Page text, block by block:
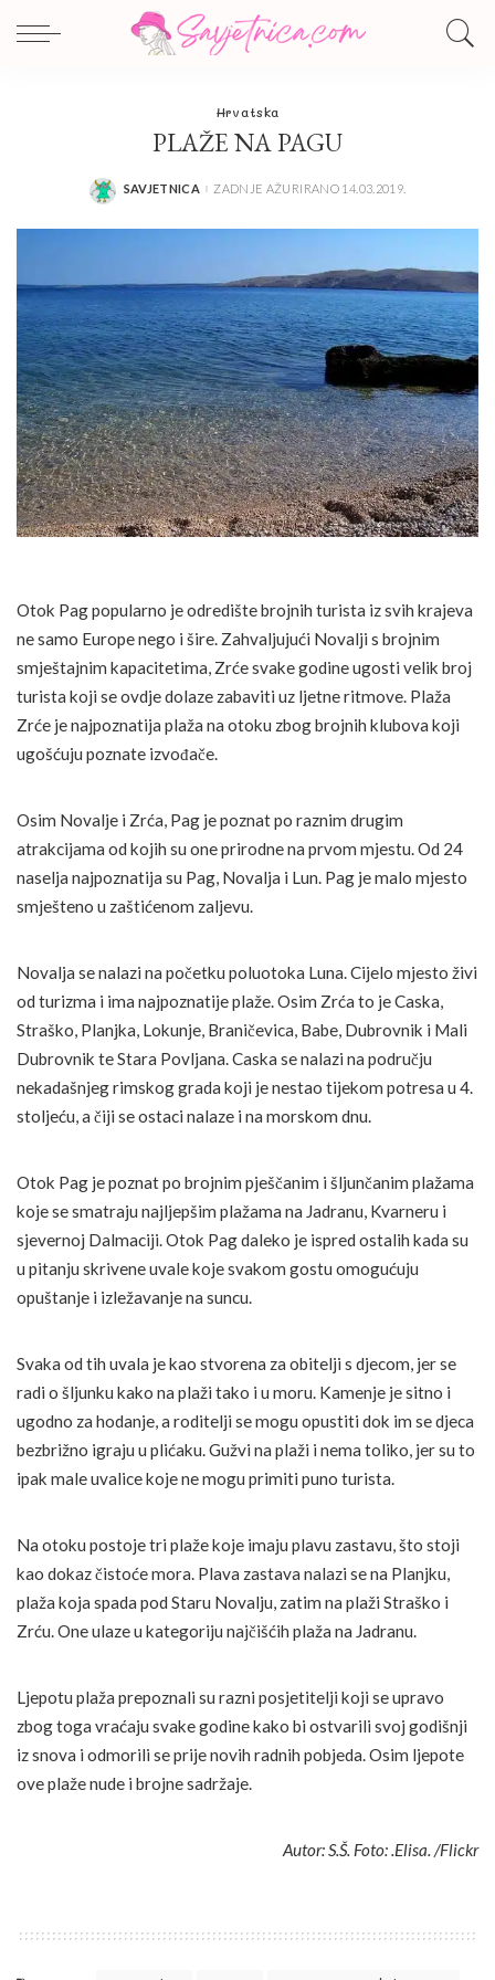
Hrvatska
PLAŽE NA PAGU
POSTED
SAVJETNICA ZADNJE AŽURIRANO 14.03.2019.
Otok Pag popularno je odredište brojnih turista iz svih krajeva
ne samo Europe nego i šire. Zahvaljujući Novalji s brojnim
smještajnim kapacitetima, Zrće svake godine ugosti velik broj
turista koji se ovdje dolaze zabaviti uz ljetne ritmove. Plaža
Zrće je najpoznatija plaža na otoku zbog brojnih klubova koji
ugošćuju poznate izvođače.
Osim Novalje i Zrća, Pag je poznat po raznim drugim
atrakcijama od kojih su one prirodne na prvom mjestu. Od 24
naselja najpoznatija su Pag, Novalja i Lun. Pag je malo mjesto
smješteno u zaštićenom zaljevu.
Novalja se nalazi na početku poluotoka Luna. Cijelo mjesto živi
od turizma i ima najpoznatije plaže. Osim Zrća to je Caska,
Straško, Planjka, Lokunje, Braničevica, Babe, Dubrovnik i Mali
Dubrovnik te Stara Povljana. Caska se nalazi na području
nekadašnjeg rimskog grada koji je nestao tijekom potresa u 4.
stoljeću, a čiji se ostaci nalaze i na morskom dnu.
Otok Pag je poznat po brojnim pješčanim i šljunčanim plažama
koje se smatraju najljepšim plažama na Jadranu, Kvarneru i
sjevernoj Dalmaciji. Otok Pag daleko je ispred ostalih kada su
u pitanju skrivene uvale koje svakom gostu omogućuju
opuštanje i izležavanje na suncu.
Svaka od tih uvala je kao stvorena za obitelji s djecom, jer se
radi o šljunku kako na plaži tako i u moru. Kamenje je sitno i
ugodno za hodanje, a roditelji se mogu opustiti dok im se djeca
bezbrižno igraju u plićaku. Gužvi na plaži i nema toliko, jer su to
ipak male uvalice koje ne mogu primiti puno turista.
Na otoku postoje tri plaže koje imaju plavu zastavu, što stoji
kao dokaz čistoće mora. Plava zastava nalazi se na Planjku,
plaža koja spada pod Staru Novalju, zatim na plaži Straško i
Zrću. One ulaze u kategoriju najčišćih plaža na Jadranu.
Ljepotu plaža prepoznali su razni posjetitelji koji se upravo
zbog toga vraćaju svake godine kako bi ostvarili svoj godišnji
iz snova i odmorili se prije novih radnih pobjeda. Osim ljepote
ove plaže nude i brojne sadržaje.
Autor: S.Š. Foto: .Elisa. /Flickr